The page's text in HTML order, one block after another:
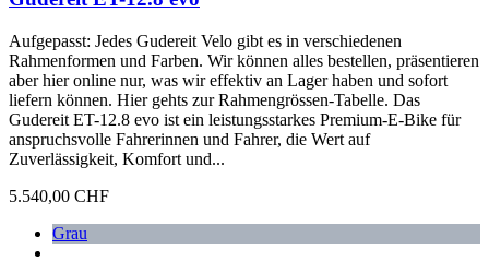
Aufgepasst: Jedes Gudereit Velo gibt es in verschiedenen
Rahmenformen und Farben. Wir können alles bestellen, präsentieren
aber hier online nur, was wir effektiv an Lager haben und sofort
liefern können. Hier gehts zur Rahmengrössen-Tabelle. Das
Gudereit ET-12.8 evo ist ein leistungsstarkes Premium-E-Bike für
anspruchsvolle Fahrerinnen und Fahrer, die Wert auf
Zuverlässigkeit, Komfort und...
5.540,00 CHF
Grau